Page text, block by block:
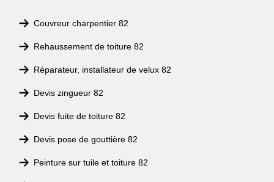
Couvreur charpentier 82
Rehaussement de toiture 82
Réparateur, installateur de velux 82
Devis zingueur 82
Devis fuite de toiture 82
Devis pose de gouttière 82
Peinture sur tuile et toiture 82